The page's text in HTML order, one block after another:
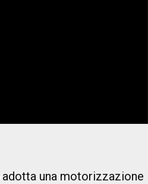
adotta una motorizzazione